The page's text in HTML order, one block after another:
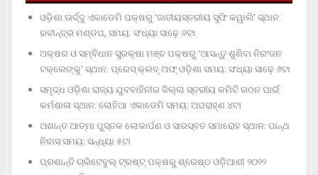
ଓଡ଼ିଶା ଊର୍ଦ୍ଦୁ ଏକାଡେମି ପକ୍ଷରୁ ‘ଜାତୀୟସ୍ତରୀୟ ସୁଫି କୱାଲି’ ସ୍ଥାନ:
ରବୀନ୍ଦ୍ର ମଣ୍ଡପ, ସମୟ: ସଂଧ୍ୟା ସାଢ଼େ ୬ଟା
ଅକ୍ଷର ଓ ସମ୍ବିଧାନ ସୁରକ୍ଷା ମଞ୍ଚ ପକ୍ଷରୁ ‘ଆସନ୍ତୁ ଶୁଣିବା ନିରଂଜନ
ଟକ୍‌ଲେଙ୍କୁ’ ସ୍ଥାନ: ପ୍ରେସ୍‌ କ୍ଲବ୍‌ ଅଫ୍‌ ଓଡ଼ିଶା ସମୟ: ସଂଧ୍ୟା ସାଢ଼େ ୬ଟା
ସମୃଦ୍ଧ ଓଡ଼ିଶା ରାଜ୍ୟ ଯୁବବାହିନୀର ଜିଲ୍ଲା ସ୍ତରୀୟ କମିଟି ଗଠନ ପାଇଁ
କର୍ମଶାଳା ସ୍ଥାନ: ଲୋହିଆ ଏକାଡେମି ସମୟ: ଅପରାହ୍‌ଣ ୪ଟା
ଅଶାନ୍ତ ଆତ୍ମା ପୁସ୍ତକ ଲୋକାର୍ପଣ ଓ ସାରସ୍ବତ ସମାରୋହ ସ୍ଥାନ: ପାନ୍ଥ
ନିବାସ ସମୟ: ସନ୍ଧ୍ୟା ୫ଟା
ପ୍ରଶାନ୍ତି ଚାରିଟେବୁଲ୍‌ ଟ୍ରଷ୍ଟ୍‌ ପକ୍ଷରୁ ଶ୍ରେଷ୍ଠ ଓଡ଼ିଆଣୀ ୨୦୨୨